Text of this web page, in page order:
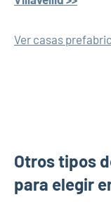
Ver casas
Otros tipos
para elegir